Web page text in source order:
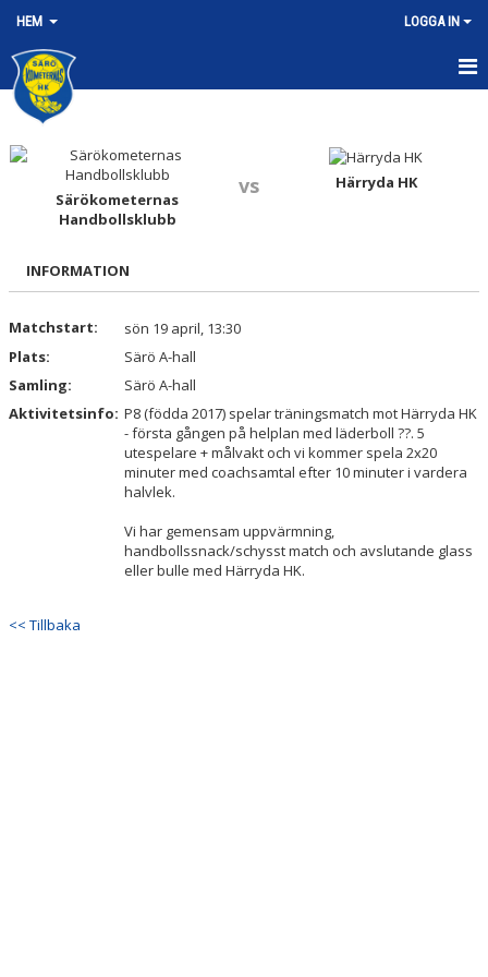
HEM LOGGA IN
HEM
NYHETER
OM KLUBBEN
KALENDER
DOKUMENT
ARBETSGRUPPER
NORDIC WELLNESS
Särökometernas
Handbollsklubb
vs Härryda HK
INFORMATION
Matchstart:
sön 19 april, 13:30
Plats:
Särö A-hall
Samling:
Särö A-hall
Aktivitetsinfo: P8 (födda 2017) spelar träningsmatch mot Härryda HK
- första gången på helplan med läderboll ??. 5
utespelare + målvakt och vi kommer spela 2x20
minuter med coachsamtal efter 10 minuter i vardera
halvlek.
Vi har gemensam uppvärmning,
handbollssnack/schysst match och avslutande glass
eller bulle med Härryda HK.
<< Tillbaka